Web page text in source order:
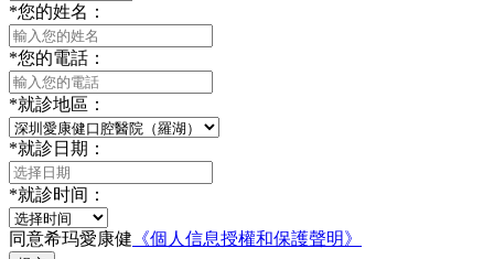
*您的姓名：
*您的電話：
*就診地區：
*就診日期：
*就診时间：
同意希玛愛康健 《個人信息授權和保護聲明》